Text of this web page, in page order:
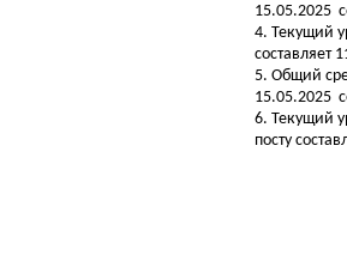
15.05.2025
4. Текущий
составляет
5. Общий
15.05.2025
6. Текущий
посту